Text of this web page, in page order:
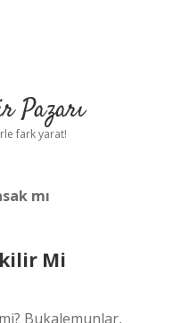
Pazarı
fark yarat!
mı
Mi
Bukalemunlar,